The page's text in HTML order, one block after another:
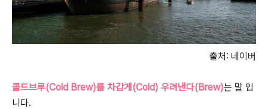
출처: 네이버
콜드브루(Cold Brew)를 차갑게(Cold) 우려낸다(Brew)는 말 입
니다.